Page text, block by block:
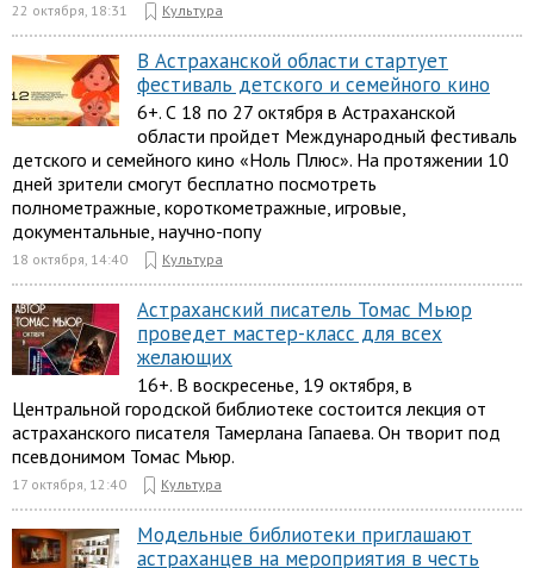
22 октября, 18:31 Культура
В Астраханской области стартует
фестиваль детского и семейного кино
6+. С 18 по 27 октября в Астраханской
области пройдет Международный фестиваль
детского и семейного кино «Ноль Плюс». На протяжении 10
дней зрители смогут бесплатно посмотреть
полнометражные, короткометражные, игровые,
документальные, научно-попу
18 октября, 14:40 Культура
Астраханский писатель Томас Мьюр
проведет мастер-класс для всех
желающих
16+. В воскресенье, 19 октября, в
Центральной городской библиотеке состоится лекция от
астраханского писателя Тамерлана Гапаева. Он творит под
псевдонимом Томас Мьюр.
17 октября, 12:40 Культура
Модельные библиотеки приглашают
астраханцев на мероприятия в честь